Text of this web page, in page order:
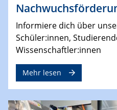
Informiere dich über
Schüler:innen,
Wissenschaftler:innen
Mehr lesen